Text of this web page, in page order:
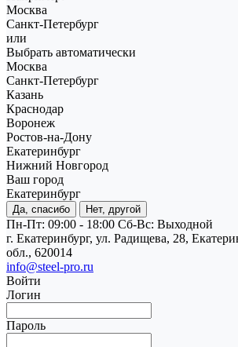
Москва
Санкт-Петербург
или
Выбрать автоматически
Москва
Санкт-Петербург
Казань
Краснодар
Воронеж
Ростов-на-Дону
Екатеринбург
Нижний Новгород
Ваш город
Екатеринбург
Да, спасибо Нет, другой
Пн-Пт: 09:00 - 18:00 Cб-Вс: Выходной
г. Екатеринбург, ул. Радищева, 28,
обл., 620014
info@steel-pro.ru
Войти
Логин
Пароль